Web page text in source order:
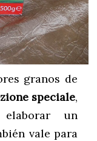
granos de
speciale,
un
vale para